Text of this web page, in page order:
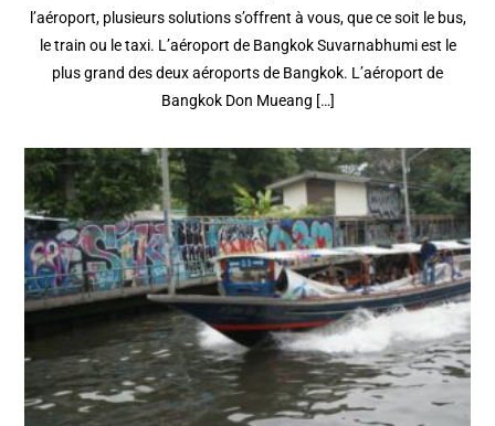
l’aéroport, plusieurs solutions s’offrent à vous, que ce soit le bus,
le train ou le taxi. L’aéroport de Bangkok Suvarnabhumi est le
plus grand des deux aéroports de Bangkok. L’aéroport de
Bangkok Don Mueang […]